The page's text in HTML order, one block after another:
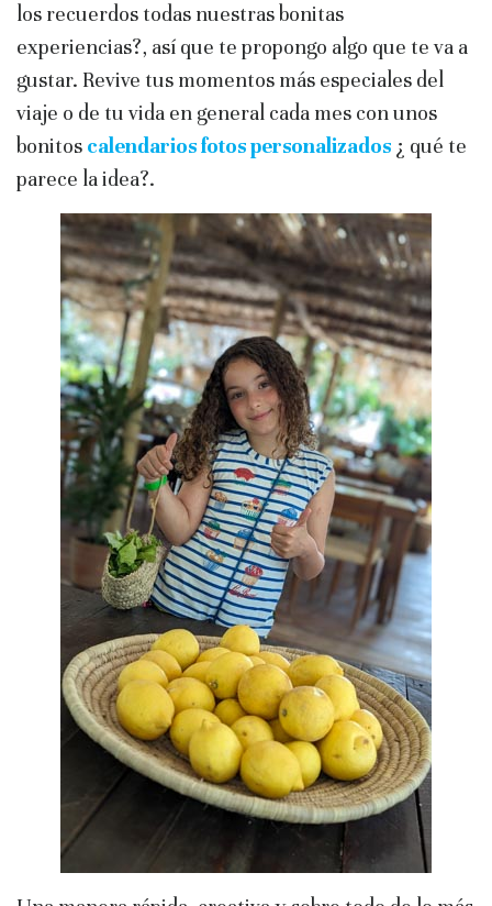
los recuerdos todas nuestras bonitas
experiencias?, así que te propongo algo que te va a
gustar. Revive tus momentos más especiales del
viaje o de tu vida en general cada mes con unos
bonitos calendarios fotos personalizados ¿ qué te
parece la idea?.